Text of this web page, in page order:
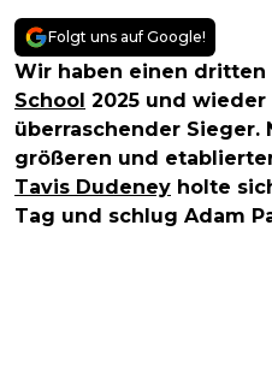
Folgt uns auf Google!
Wir haben einen dritten
School 2025 und wieder
überraschender Sieger.
größeren und
Tavis Dudeney holte
Tag und schlug Adam